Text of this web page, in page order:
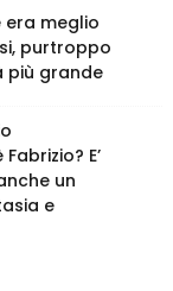
era meglio
purtroppo
più grande
E’
un
e